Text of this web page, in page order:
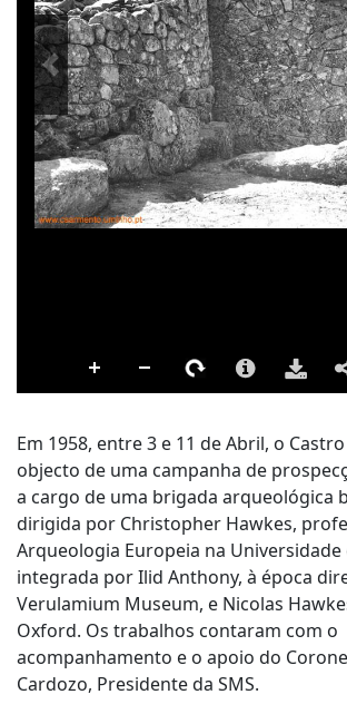
Em 1958, entre 3 e 11 de Abril, o
objecto de uma campanha de
a cargo de uma brigada arqueológica
dirigida por Christopher Hawkes,
Arqueologia Europeia na
integrada por Ilid Anthony, à época
Verulamium Museum, e Nicolas
Oxford. Os trabalhos contaram com o
acompanhamento e o apoio do
Cardozo, Presidente da SMS.